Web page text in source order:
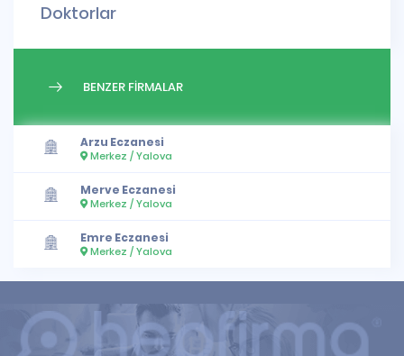
Doktorlar
BENZER FİRMALAR
Arzu Eczanesi
Merkez / Yalova
Merve Eczanesi
Merkez / Yalova
Emre Eczanesi
Merkez / Yalova